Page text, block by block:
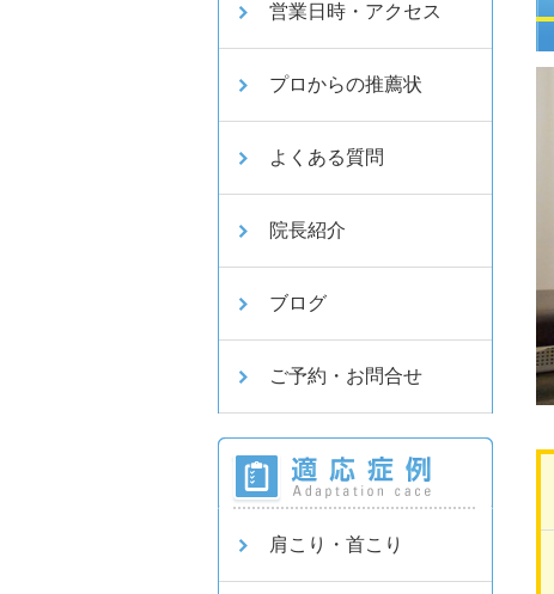
営業日時・アクセス
プロからの推薦状
よくある質問
院長紹介
ブログ
ご予約・お問合せ
肩こり・首こり